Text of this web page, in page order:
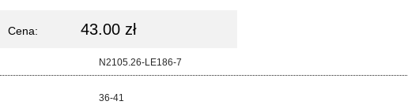
Cena: 43.00 zł
N2105.26-LE186-7
36-41